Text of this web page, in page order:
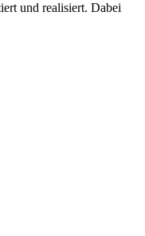
und realisiert. Dabei